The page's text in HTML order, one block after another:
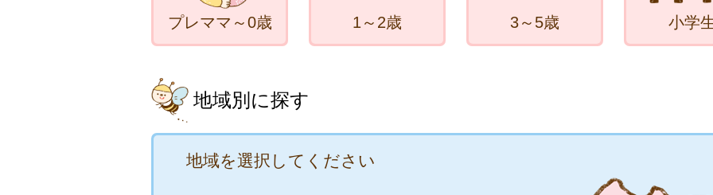
プレママ～0歳 1～2歳 3～5歳 小学
地域別に探す
地域を選択してください